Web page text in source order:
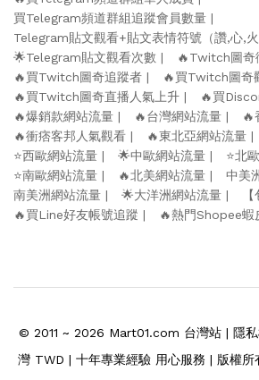
買Telegram頻道群組追蹤會員數量
Telegram貼文觀看+貼文表情符號（讚,心,火
🌟Telegram貼文觀看次數
🔥Twitch圖奇
🔥買Twitch圖奇追蹤者
🔥買Twitch圖奇
🔥買Twitch圖奇直播人氣上升
🔥買
🔥爆銷款網站流量
🔥台灣網站流量
🔥
🔥衝痞客邦人氣觀看
🔥東北亞網站流量
⭐️西歐網站流量
🌟中歐網站流量
⭐️北
⭐️南歐網站流量
🔥北美網站流量
中美
南美洲網站流量
🌟大洋洲網站流量
🔥買Line好友帳號追蹤
🔥熱門Shopee蝦
© 2011 ~ 2026 Mart01.com 台灣站 | 隱
灣 TWD | 十年專業經驗 用心服務 | 版權所